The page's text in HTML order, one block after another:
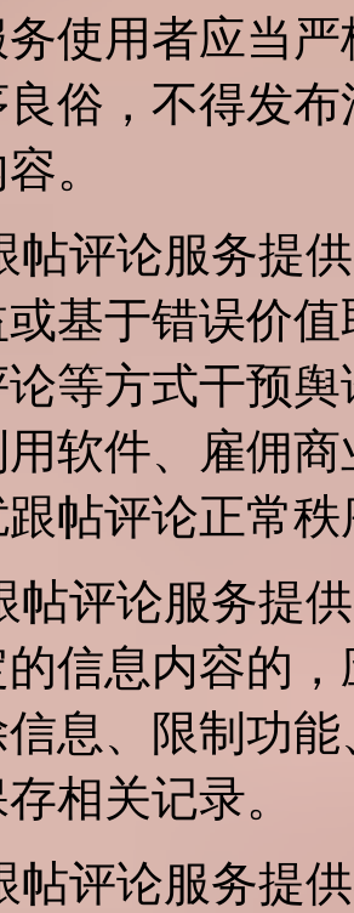
使用者应当
俗，不得发
。
帖评论服务提
基于错误价
等方式干预
用软件、雇佣
帖评论正常
帖评论服务提
信息内容的
息、限制功
相关记录。
帖评论服务提